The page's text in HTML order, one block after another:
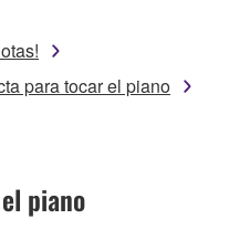
para tocar el piano
piano